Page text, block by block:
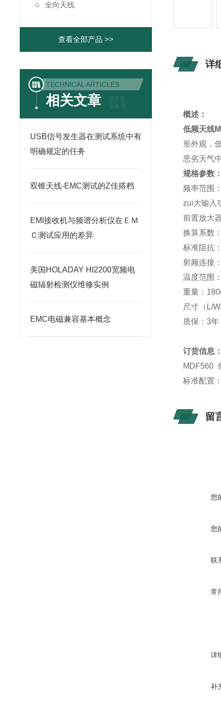
全向天线
查看全部产品 >>
TECHNICAL ARTICLES
相关文章
USB信号发生器在测试系统中有
明确规定的任务
双锥天线-EMC测试的Z佳搭档
EMI接收机与频谱分析仪在ＥＭ
Ｃ测试应用的差异
美国HOLADAY HI2200宽频电
磁辐射检测仪维修实例
EMC电磁兼容基本概念
详
概述：
低频天线
形外观，
恶劣天气
规格参数
频率范围
zui大输入
前置放大
换算系数
标准阻抗
射频连接
温度范围
重量：
尺寸（L/
质保：3年
订货信息
MDF560
标准配置
留
您
您
联
常
详
补